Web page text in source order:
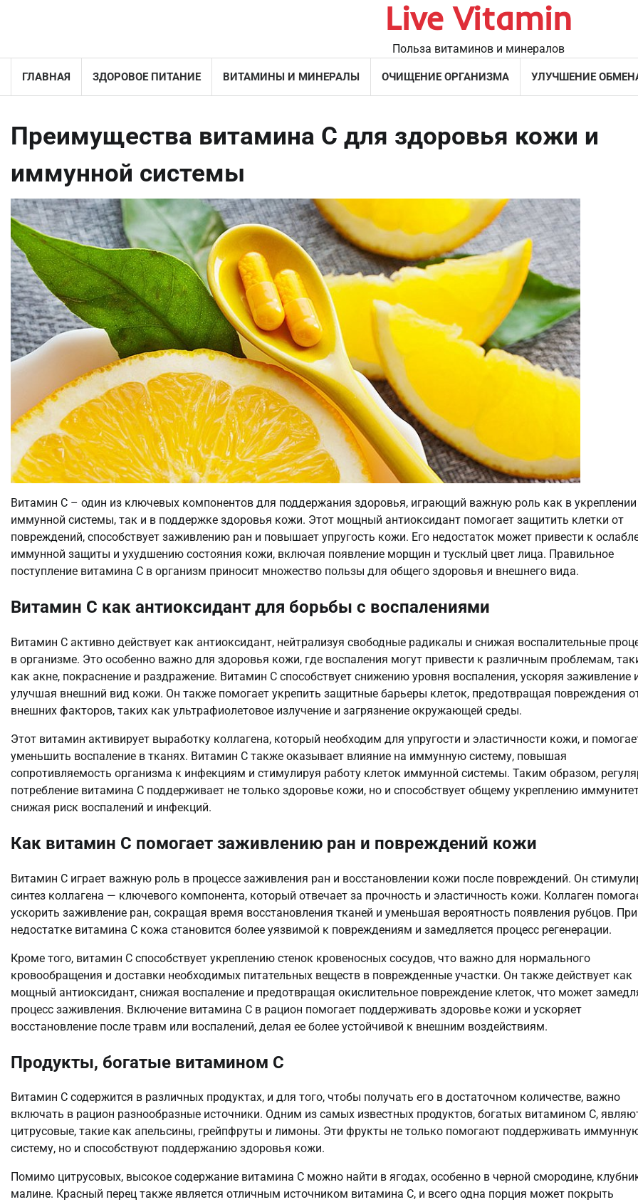
Live Vitamin
Польза витаминов и минералов
ГЛАВНАЯ ЗДОРОВОЕ ПИТАНИЕ ВИТАМИНЫ И МИНЕРАЛЫ ОЧИЩЕНИЕ ОРГАНИЗМА УЛУЧШЕНИЕ
Преимущества витамина C для здоровья кожи и
иммунной системы
Витамин C – один из ключевых компонентов для поддержания здоровья, играющий важную роль как в укреплении
иммунной системы, так и в поддержке здоровья кожи. Этот мощный антиоксидант помогает защитить клетки от
повреждений, способствует заживлению ран и повышает упругость кожи. Его недостаток может привести к
иммунной защиты и ухудшению состояния кожи, включая появление морщин и тусклый цвет лица. Правильное
поступление витамина C в организм приносит множество пользы для общего здоровья и внешнего вида.
Витамин C как антиоксидант для борьбы с воспалениями
Витамин C активно действует как антиоксидант, нейтрализуя свободные радикалы и снижая воспалительные
в организме. Это особенно важно для здоровья кожи, где воспаления могут привести к различным проблемам,
как акне, покраснение и раздражение. Витамин C способствует снижению уровня воспаления, ускоряя заживление
улучшая внешний вид кожи. Он также помогает укрепить защитные барьеры клеток, предотвращая повреждения
внешних факторов, таких как ультрафиолетовое излучение и загрязнение окружающей среды.
Этот витамин активирует выработку коллагена, который необходим для упругости и эластичности кожи, и
уменьшить воспаление в тканях. Витамин C также оказывает влияние на иммунную систему, повышая
сопротивляемость организма к инфекциям и стимулируя работу клеток иммунной системы. Таким образом,
потребление витамина C поддерживает не только здоровье кожи, но и способствует общему укреплению
снижая риск воспалений и инфекций.
Как витамин C помогает заживлению ран и повреждений кожи
Витамин C играет важную роль в процессе заживления ран и восстановлении кожи после повреждений. Он
синтез коллагена — ключевого компонента, который отвечает за прочность и эластичность кожи. Коллаген
ускорить заживление ран, сокращая время восстановления тканей и уменьшая вероятность появления рубцов. При
недостатке витамина C кожа становится более уязвимой к повреждениям и замедляется процесс регенерации.
Кроме того, витамин C способствует укреплению стенок кровеносных сосудов, что важно для нормального
кровообращения и доставки необходимых питательных веществ в поврежденные участки. Он также действует как
мощный антиоксидант, снижая воспаление и предотвращая окислительное повреждение клеток, что может
процесс заживления. Включение витамина C в рацион помогает поддерживать здоровье кожи и ускоряет
восстановление после травм или воспалений, делая ее более устойчивой к внешним воздействиям.
Продукты, богатые витамином C
Витамин C содержится в различных продуктах, и для того, чтобы получать его в достаточном количестве, важно
включать в рацион разнообразные источники. Одним из самых известных продуктов, богатых витамином C,
цитрусовые, такие как апельсины, грейпфруты и лимоны. Эти фрукты не только помогают поддерживать
систему, но и способствуют поддержанию здоровья кожи.
Помимо цитрусовых, высокое содержание витамина C можно найти в ягодах, особенно в черной смородине,
малине. Красный перец также является отличным источником витамина C, и всего одна порция может покрыть